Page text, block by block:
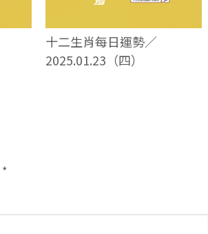
十二生肖每日運勢／
2025.01.23（四）
*